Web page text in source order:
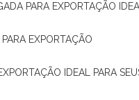
PARA EXPORTAÇÃO
EXPORTAÇÃO
IDEAL PARA